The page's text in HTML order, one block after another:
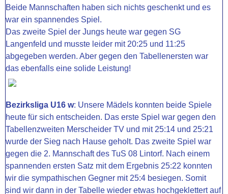
Beide Mannschaften haben sich nichts geschenkt und es
war ein spannendes Spiel.
Das zweite Spiel der Jungs heute war gegen SG
Langenfeld und musste leider mit 20:25 und 11:25
abgegeben werden. Aber gegen den Tabellenersten war
das ebenfalls eine solide Leistung!
Bezirksliga U16 w: Unsere Mädels konnten beide Spiele
heute für sich entscheiden. Das erste Spiel war gegen den
Tabellenzweiten Merscheider TV und mit 25:14 und 25:21
wurde der Sieg nach Hause geholt. Das zweite Spiel war
gegen die 2. Mannschaft des TuS 08 Lintorf. Nach einem
spannenden ersten Satz mit dem Ergebnis 25:22 konnten
wir die sympathischen Gegner mit 25:4 besiegen. Somit
sind wir dann in der Tabelle wieder etwas hochgeklettert auf